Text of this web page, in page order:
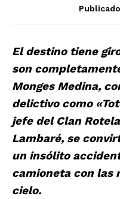
El destino tiene
son
Monges Medina,
delictivo como
jefe del Clan
Lambaré, se
un insólito
camioneta con las
cielo.